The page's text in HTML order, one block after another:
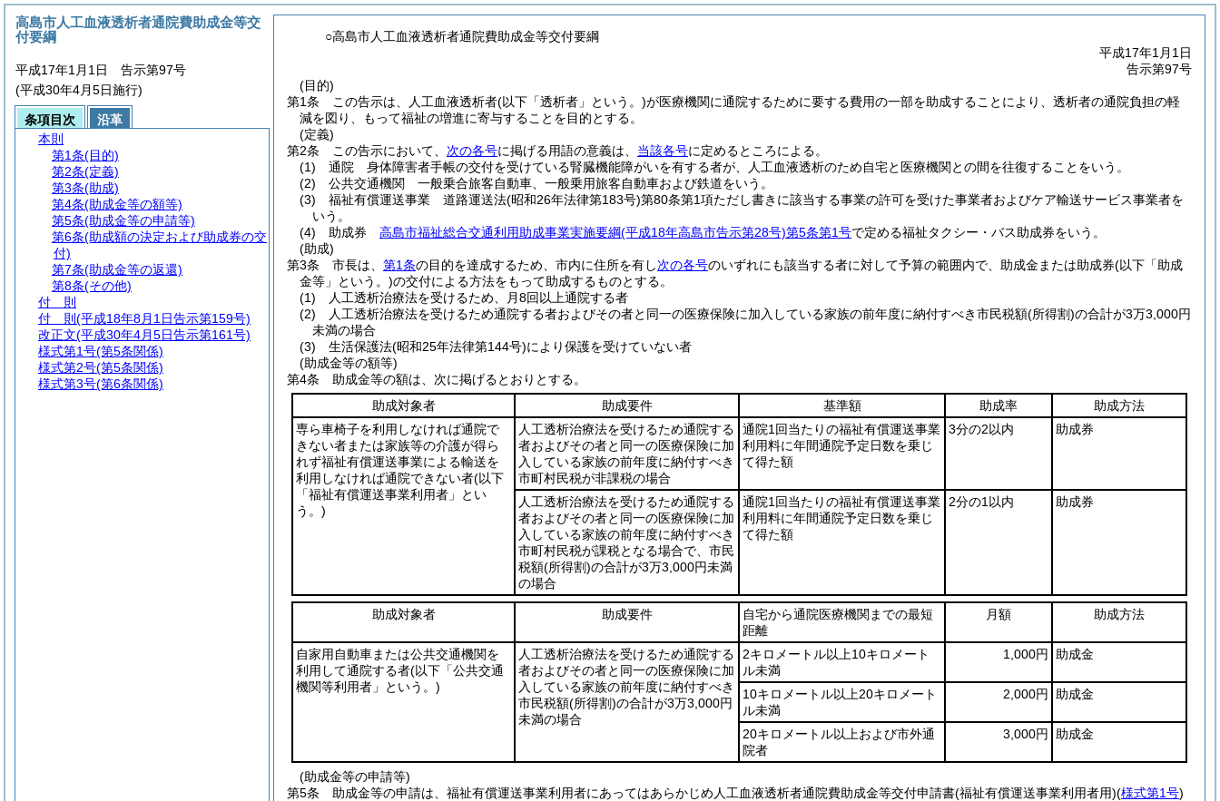
○高島市人工血液透析者通院費助成金等交付要綱
平成17年1月1日
告示第97号
(目的)
第1条
この告示は、人工血液透析者(以下「透析者」という。)が医療機関に通院するために要する費用の一部を助成することにより、透析者の通院負担の軽
減を図り、もって福祉の増進に寄与することを目的とする。
(定義)
第2条
この告示において、 次の各号に掲げる用語の意義は、 当該各号に定めるところによる。
(1)
通院 身体障害者手帳の交付を受けている腎臓機能障がいを有する者が、人工血液透析のため自宅と医療機関との間を往復することをいう。
(2)
公共交通機関 一般乗合旅客自動車、一般乗用旅客自動車および鉄道をいう。
(3)
福祉有償運送事業 道路運送法(昭和26年法律第183号)第80条第1項ただし書きに該当する事業の許可を受けた事業者およびケア輸送サービス事業者を
いう。
(4)
助成券 高島市福祉総合交通利用助成事業実施要綱(平成18年高島市告示第28号)第5条第1号で定める福祉タクシー・バス助成券をいう。
(助成)
第3条
市長は、 第1条の目的を達成するため、市内に住所を有し次の各号のいずれにも該当する者に対して予算の範囲内で、助成金または助成券(以下「助成
金等」という。)の交付による方法をもって助成するものとする。
(1)
人工透析治療法を受けるため、月8回以上通院する者
(2)
人工透析治療法を受けるため通院する者およびその者と同一の医療保険に加入している家族の前年度に納付すべき市民税額(所得割)の合計が3万3,000円
未満の場合
(3)
生活保護法(昭和25年法律第144号)により保護を受けていない者
(助成金等の額等)
第4条
助成金等の額は、次に掲げるとおりとする。
助成対象者
助成要件 基準額 助成率
助成方法
専ら車椅子を利用しなければ通院で
きない者または家族等の介護が得ら
れず福祉有償運送事業による輸送を
利用しなければ通院できない者(以下
「福祉有償運送事業利用者」とい
う。)
人工透析治療法を受けるため通院する
者およびその者と同一の医療保険に加
入している家族の前年度に納付すべき
市町村民税が非課税の場合
通院1回当たりの福祉有償運送事業
利用料に年間通院予定日数を乗じ
て得た額
3分の2以内 助成券
人工透析治療法を受けるため通院する
者およびその者と同一の医療保険に加
入している家族の前年度に納付すべき
市町村民税が課税となる場合で、市民
税額(所得割)の合計が3万3,000円未満
の場合
通院1回当たりの福祉有償運送事業
利用料に年間通院予定日数を乗じ
て得た額
2分の1以内 助成券
助成対象者 助成要件
自宅から通院医療機関までの最短
距離
月額 助成方法
自家用自動車または公共交通機関を
利用して通院する者(以下「公共交通
機関等利用者」という。)
人工透析治療法を受けるため通院する
者およびその者と同一の医療保険に加
入している家族の前年度に納付すべき
市民税額(所得割)の合計が3万3,000円
未満の場合
2キロメートル以上10キロメート
ル未満
1,000円 助成金
10キロメートル以上20キロメート
ル未満
2,000円 助成金
20キロメートル以上および市外通
院者
3,000円 助成金
(助成金等の申請等)
第5条
助成金等の申請は、福祉有償運送事業利用者にあってはあらかじめ人工血液透析者通院費助成金等交付申請書(福祉有償運送事業利用者用)(様式第1号)
高島市人工血液透析者通院費助成金等交
付要綱
平成17年1月1日 告示第97号
(平成30年4月5日施行)
条項目次
沿革
本則
第1条(目的)
第2条(定義)
第3条(助成)
第4条(助成金等の額等)
第5条(助成金等の申請等)
第6条(助成額の決定および助成券の交
付)
第7条(助成金等の返還)
第8条(その他)
付 則
付 則 (平成18年8月1日告示第159号)
改正文(平成30年4月5日告示第161号)
様式第1号(第5条関係)
様式第2号(第5条関係)
様式第3号(第6条関係)